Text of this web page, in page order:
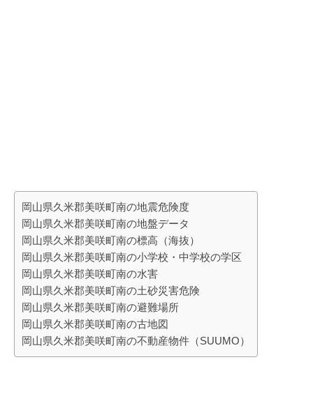
岡山県久米郡美咲町南の地震危険度
岡山県久米郡美咲町南の地盤データ
岡山県久米郡美咲町南の標高（海抜）
岡山県久米郡美咲町南の小学校・中学校の学区
岡山県久米郡美咲町南の水害
岡山県久米郡美咲町南の土砂災害危険
岡山県久米郡美咲町南の避難場所
岡山県久米郡美咲町南の古地図
岡山県久米郡美咲町南の不動産物件（SUUMO）